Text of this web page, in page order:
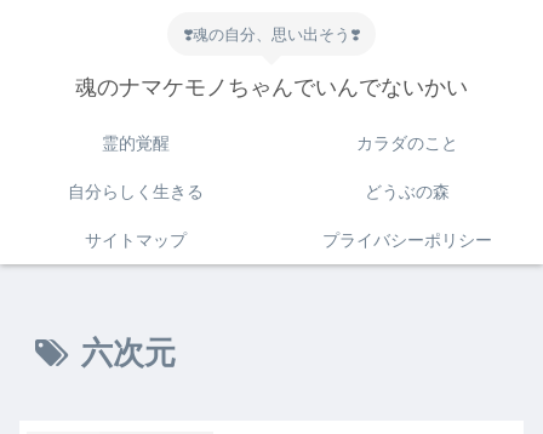
❣️魂の自分、思い出そう❣️
魂のナマケモノちゃんでいんでないかい
霊的覚醒 カラダのこと
自分らしく生きる どうぶの森
サイトマップ プライバシーポリシー
六次元